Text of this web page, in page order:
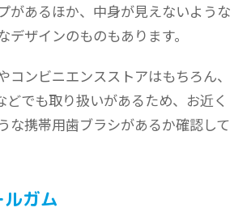
があるほか、中身が見えないような
デザインのものもあります。
コンビニエンスストアはもちろん、
どでも取り扱いがあるため、お近く
な携帯用歯ブラシがあるか確認して
ガム